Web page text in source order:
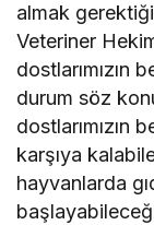
almak
Veteriner
dostlarımızın
durum söz
dostlarımızın
karşıya
hayvanlarda